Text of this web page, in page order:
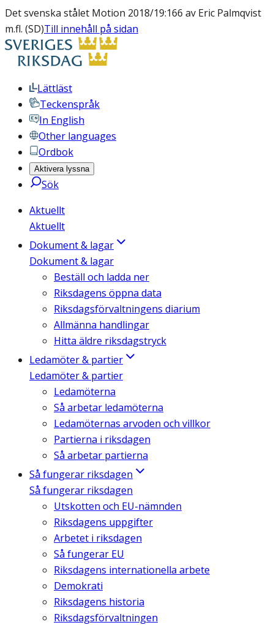
Det svenska stålet Motion 2018/19:166 av Eric Palmqvist
m.fl. (SD)Till innehåll på sidan
Lättläst
Teckenspråk
In English
Other languages
Ordbok
Aktivera lyssna
Sök
Aktuellt
Aktuellt
Dokument & lagar
Dokument & lagar
Beställ och ladda ner
Riksdagens öppna data
Riksdagsförvaltningens diarium
Allmänna handlingar
Hitta äldre riksdagstryck
Ledamöter & partier
Ledamöter & partier
Ledamöterna
Så arbetar ledamöterna
Ledamöternas arvoden och villkor
Partierna i riksdagen
Så arbetar partierna
Så fungerar riksdagen
Så fungerar riksdagen
Utskotten och EU-nämnden
Riksdagens uppgifter
Arbetet i riksdagen
Så fungerar EU
Riksdagens internationella arbete
Demokrati
Riksdagens historia
Riksdagsförvaltningen